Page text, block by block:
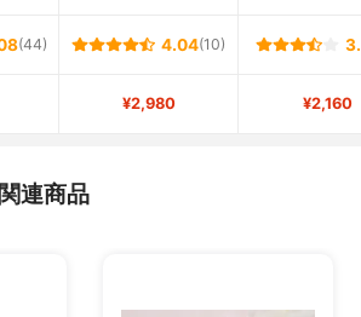
(44) 4.04(10)
¥2,980 ¥2,160
連商品